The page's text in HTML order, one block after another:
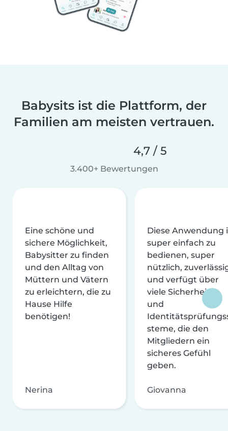
Babysits ist die Plattform, der
Familien am meisten vertrauen.
4,7 / 5
3.400+ Bewertungen
Eine schöne und
sichere Möglichkeit,
Babysitter zu finden
und den Alltag von
Müttern und Vätern
zu erleichtern, die zu
Hause Hilfe
benötigen!
Nerina
Diese Anwendung
super einfach zu
bedienen, super
nützlich,
und verfügt über
viele Sicherheits-
und
steme, die den
Mitgliedern ein
sicheres Gefühl
geben.
Giovanna